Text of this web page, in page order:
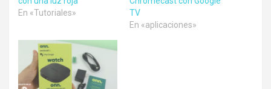
En «Tutoriales»
TV
En «aplicaciones»